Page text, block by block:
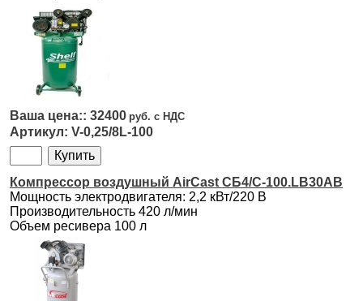
32400
V-0,25/8L-100
Компрессор воздушный AirCast СБ4/С-100.LB30AB
Мощность электродвигателя: 2,2 кВт/220 В
Производительность 420 л/мин
Объем ресивера 100 л